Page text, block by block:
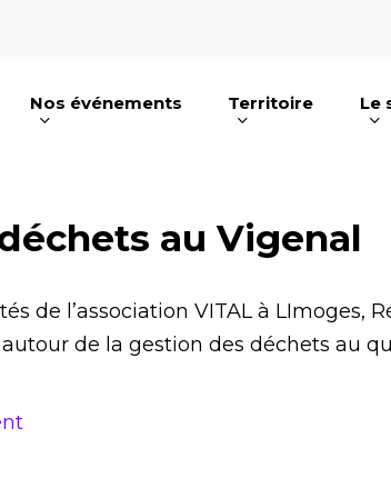
Nos événements Territoire Le
au Vigenal
de l’association VITAL à LImoges,
de la gestion des déchets au